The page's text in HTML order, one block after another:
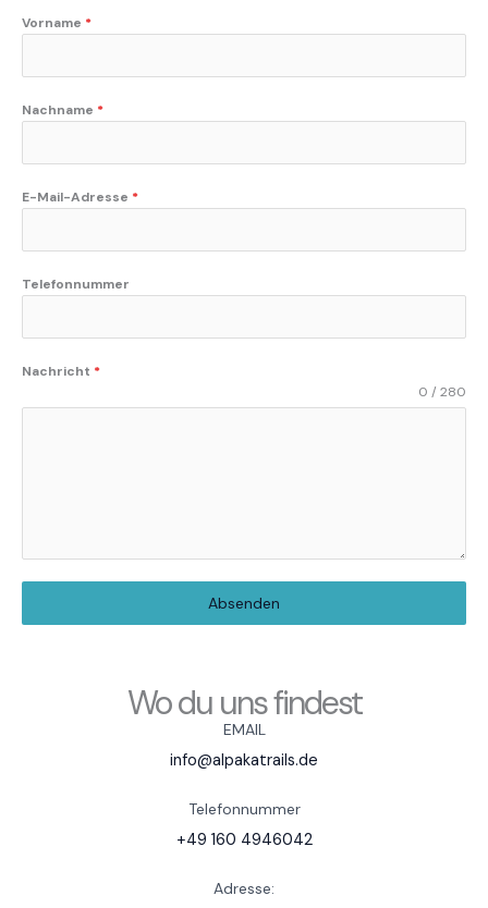
Wo du uns findest
EMAIL
info@alpakatrails.de
Telefonnummer
+49 160 4946042
Adresse:
Vorname *
Nachname *
E-Mail-Adresse *
Telefonnummer
Nachricht *
0 / 280
Absenden